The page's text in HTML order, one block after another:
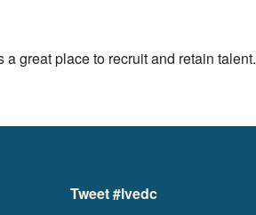
great place to recruit and retain talent.
Tweet #lvedc